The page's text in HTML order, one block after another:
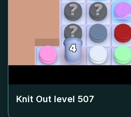
Knit Out level 507